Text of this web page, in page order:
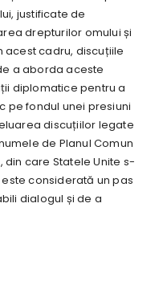
justificate de
drepturilor omului și
acest cadru, discuțiile
a aborda aceste
diplomatice pentru a
pe fondul unei presiuni
discuțiilor legate
de Planul Comun
din care Statele Unite s-
considerată un pas
dialogul și de a